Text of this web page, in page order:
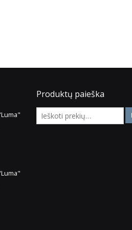
Produktų paieška